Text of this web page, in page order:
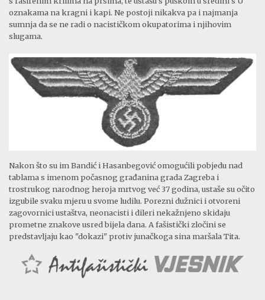
oznakama na kragni i kapi. Ne postoji nikakva pa i najmanja
sumnja da se ne radi o nacističkom okupatorima i njihovim
slugama.
Nakon što su im Bandić i Hasanbegović omogućili pobjedu nad
tablama s imenom počasnog građanina grada Zagreba i
trostrukog narodnog heroja mrtvog već 37 godina, ustaše su očito
izgubile svaku mjeru u svome ludilu. Porezni dužnici i otvoreni
zagovornici ustaštva, neonacisti i dileri nekažnjeno skidaju
prometne znakove usred bijela dana. A fašistički zločini se
predstavljaju kao "dokazi" protiv junačkoga sina maršala Tita.